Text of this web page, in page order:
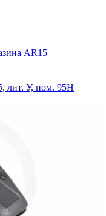
AR15
лит. У, пом. 95Н